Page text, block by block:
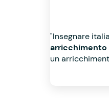
"Insegnare
un